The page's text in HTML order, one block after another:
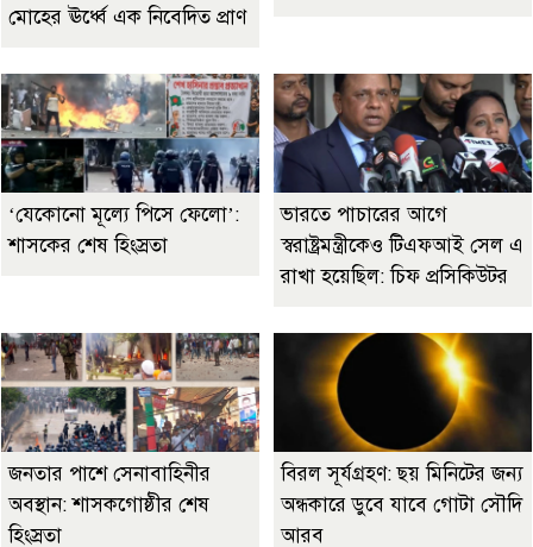
মোহের ঊর্ধ্বে এক নিবেদিত প্রাণ
‘যেকোনো মূল্যে পিসে ফেলো’:
শাসকের শেষ হিংস্রতা
ভারতে পাচারের আগে
স্বরাষ্ট্রমন্ত্রীকেও টিএফআই সেল এ
রাখা হয়েছিল: চিফ প্রসিকিউটর
জনতার পাশে সেনাবাহিনীর
অবস্থান: শাসকগোষ্ঠীর শেষ
হিংস্রতা
বিরল সূর্যগ্রহণ: ছয় মিনিটের জন্য
অন্ধকারে ডুবে যাবে গোটা সৌদি
আরব